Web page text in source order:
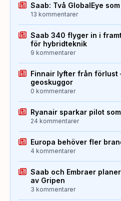
Saab: Två GlobalEye
13 kommentarer
Saab 340 flyger in i
för hybridteknik
9 kommentarer
Finnair lyfter från förlust
geoskuggor
0 kommentarer
Ryanair sparkar pilot
24 kommentarer
Europa behöver fler
4 kommentarer
Saab och Embraer
av Gripen
3 kommentarer